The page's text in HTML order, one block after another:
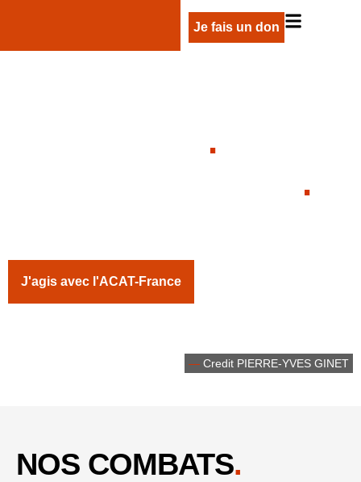
Je fais un don
.
.
J'agis avec l'ACAT-France
— Credit PIERRE-YVES GINET
NOS COMBATS.